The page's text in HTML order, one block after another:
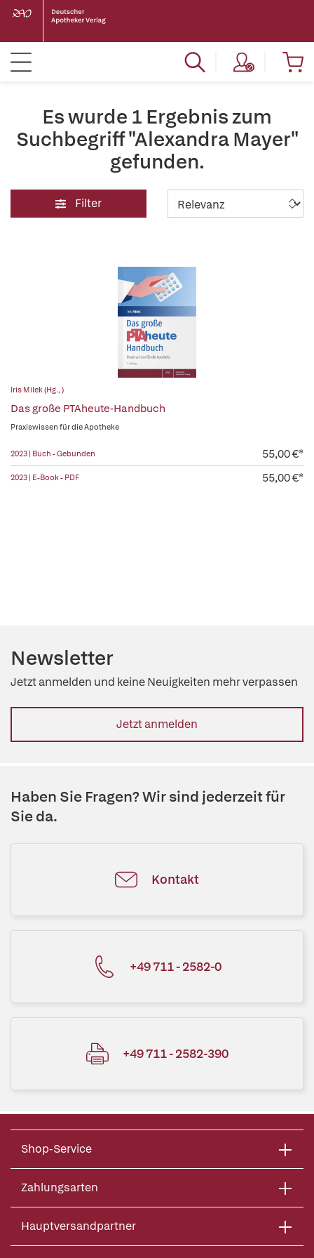
Es wurde 1 Ergebnis zum
Suchbegriff "Alexandra Mayer"
gefunden.
Filter
Iris Milek (Hg., )
Das große PTAheute-Handbuch
Praxiswissen für die Apotheke
2023 | Buch - Gebunden 55,00 €*
2023 | E-Book - PDF 55,00 €*
Newsletter
Jetzt anmelden und keine Neuigkeiten mehr verpassen
Jetzt anmelden
Haben Sie Fragen? Wir sind jederzeit für
Sie da.
Kontakt
+49 711 - 2582-0
+49 711 - 2582-390
Shop-Service
Zahlungsarten
Hauptversandpartner